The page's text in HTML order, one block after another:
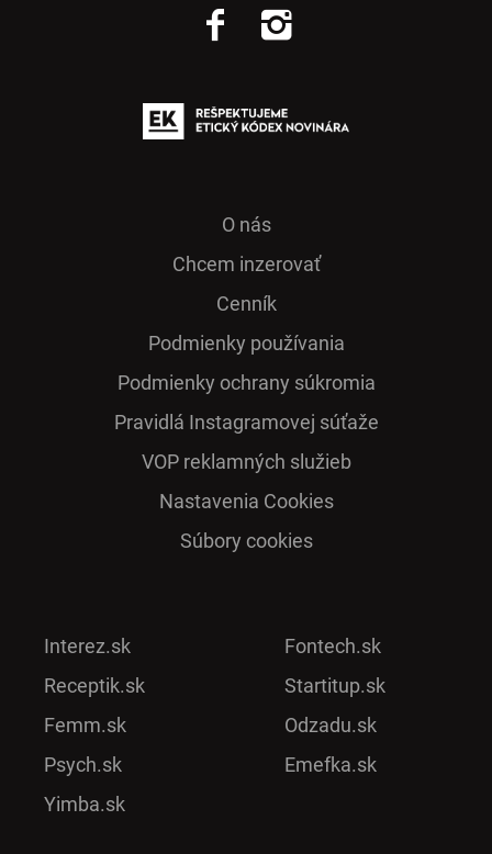
O nás
Chcem inzerovať
Cenník
Podmienky používania
Podmienky ochrany súkromia
Pra­vidlá Ins­ta­gra­mo­vej sú­ťaže
VOP reklamných služieb
Nastavenia Cookies
Súbory cookies
Interez.sk
Receptik.sk
Femm.sk
Psych.sk
Yimba.sk
Fontech.sk
Startitup.sk
Odzadu.sk
Emefka.sk